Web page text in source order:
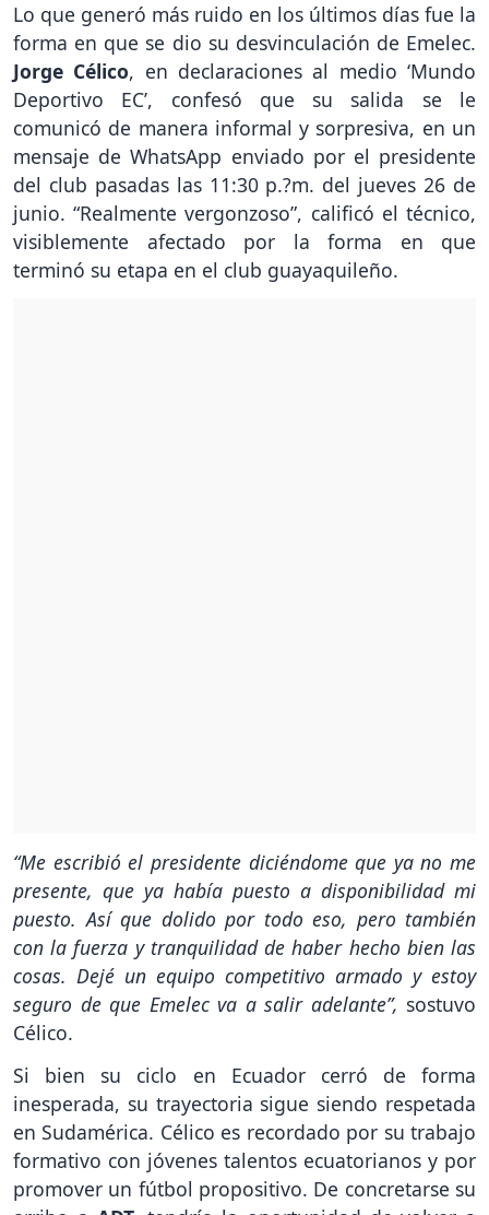
Lo que generó más ruido en los últimos días fue la
forma en que se dio su desvinculación de Emelec.
Jorge Célico, en declaraciones al medio ‘Mundo
Deportivo EC’, confesó que su salida se le
comunicó de manera informal y sorpresiva, en un
mensaje de WhatsApp enviado por el presidente
del club pasadas las 11:30 p.?m. del jueves 26 de
junio. “Realmente vergonzoso”, calificó el técnico,
visiblemente afectado por la forma en que
terminó su etapa en el club guayaquileño.
“Me escribió el presidente diciéndome que ya no me
presente, que ya había puesto a disponibilidad mi
puesto. Así que dolido por todo eso, pero también
con la fuerza y tranquilidad de haber hecho bien las
cosas. Dejé un equipo competitivo armado y estoy
seguro de que Emelec va a salir adelante”, sostuvo
Célico.
Si bien su ciclo en Ecuador cerró de forma
inesperada, su trayectoria sigue siendo respetada
en Sudamérica. Célico es recordado por su trabajo
formativo con jóvenes talentos ecuatorianos y por
promover un fútbol propositivo. De concretarse su